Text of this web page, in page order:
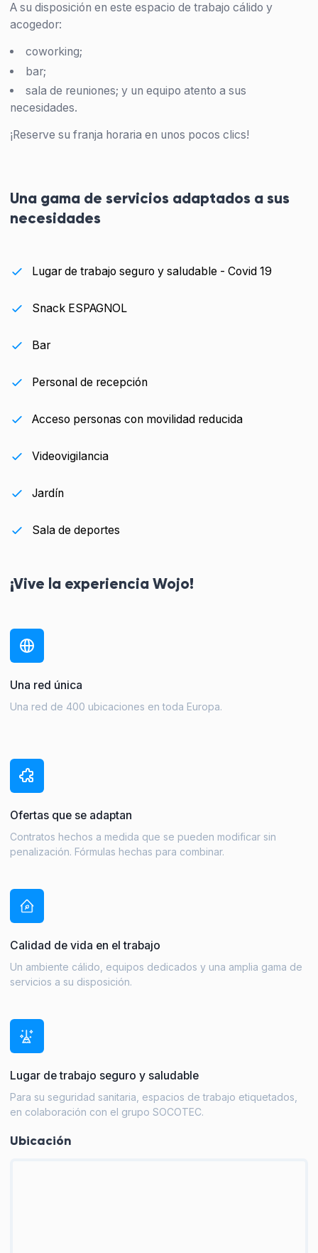
A su disposición en este espacio de trabajo cálido y
acogedor:
coworking;
bar;
sala de reuniones; y un equipo atento a sus
necesidades.
¡Reserve su franja horaria en unos pocos clics!
Una gama de servicios adaptados a sus
necesidades
Lugar de trabajo seguro y saludable - Covid 19
Snack ESPAGNOL
Bar
Personal de recepción
Acceso personas con movilidad reducida
Videovigilancia
Jardín
Sala de deportes
¡Vive la experiencia Wojo!
Una red única
Una red de 400 ubicaciones en toda Europa.
Ofertas que se adaptan
Contratos hechos a medida que se pueden modificar sin
penalización. Fórmulas hechas para combinar.
Calidad de vida en el trabajo
Un ambiente cálido, equipos dedicados y una amplia gama de
servicios a su disposición.
Lugar de trabajo seguro y saludable
Para su seguridad sanitaria, espacios de trabajo etiquetados,
en colaboración con el grupo SOCOTEC.
Ubicación